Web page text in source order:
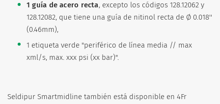
1 guía de acero recta, excepto los códigos 128.12062 y
128.12082, que tiene una guía de nitinol recta de Ø 0.018''
(0.46mm),
1 etiqueta verde "periférico de línea media // max
xml/s, max. xxx psi (xx bar)".
Seldipur Smartmidline también está disponible en 4Fr